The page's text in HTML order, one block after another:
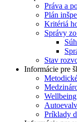
Práva a
Plán
Kritériá
Správy
Stav
Informácie pre
Príklady